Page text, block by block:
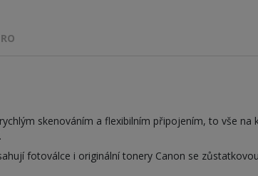
skenováním a flexibilním připojením, to vše na
fotoválce i originální tonery Canon se